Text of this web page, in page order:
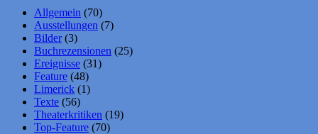
Allgemein (70)
Ausstellungen (7)
Bilder(3)
Buchrezensionen (25)
Ereignisse (31)
Feature (48)
Limerick (1)
Texte (56)
Theaterkritiken (19)
Top-Feature (70)